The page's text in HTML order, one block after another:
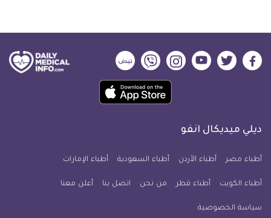
ديلي
فيسبوك
ديلي
تويتر
ديلي
ميديكال
يوتيوب
ديلي
ميديكال
انفو
ديلي
ميديكال
انفو
ديلي
ميديكال
انفو
حمل
تطبيق
معلومة
للآيفون
ديلي ميديكال انفو
أطباء مصر أطباء الأردن أطباء السعودية أطباء الإمارات
أطباء الكويت أطباء قطر من نحن اتصل بنا أعلن معنا
سياسة الخصوصية